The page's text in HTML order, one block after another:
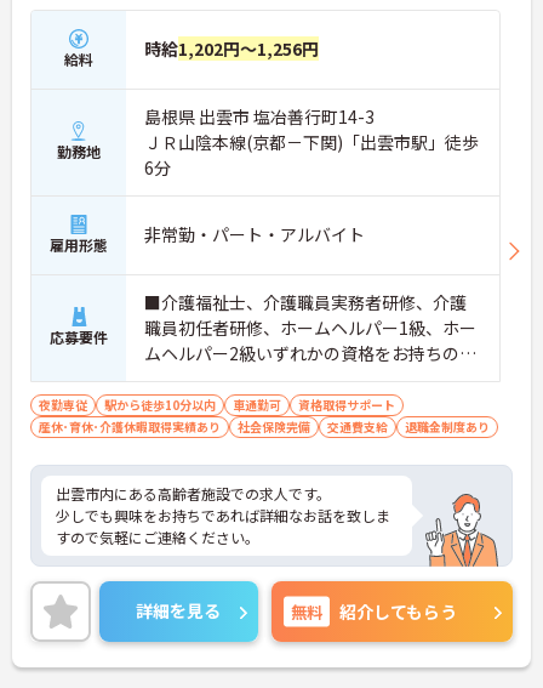
給料 時給1,202円～1,256円
勤務地
島根県 出雲市 塩冶善行町14-3
ＪＲ山陰本線(京都－下関)「出雲市駅」徒歩
6分
雇用形態 非常勤・パート・アルバイト
応募要件
■介護福祉士、介護職員実務者研修、介護
職員初任者研修、ホームヘルパー1級、ホー
ムヘルパー2級いずれかの資格をお持ちの
方 ※介護職夜勤実務経験2年以上 ■普通自
動車運転免許（AT限定可）
夜勤専従 駅から徒歩10分以内 車通勤可
資格取得サポート
産休･育休･介護休暇取得実績あり
社会保険完備 交通費支給 退職金制度あり
出雲市内にある高齢者施設での求人です。
少しでも興味をお持ちであれば詳細なお話を致しま
すので気軽にご連絡ください。
詳細を見る 無料 紹介してもらう